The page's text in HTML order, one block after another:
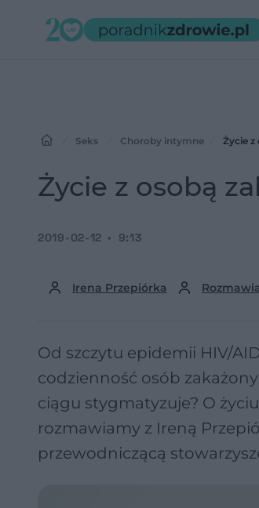
Seks Choroby intymne Życie z
Życie z osobą
Irena Przepiórka
2019-02-12 9:13
Od szczytu epidemii HIV/
codzienność osób
ciągu stygmatyzuje? O
rozmawiamy z Ireną
przewodniczącą